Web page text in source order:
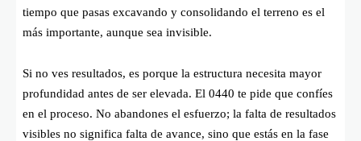
tiempo que pasas excavando y consolidando el terreno es el
más importante, aunque sea invisible.
Si no ves resultados, es porque la estructura necesita mayor
profundidad antes de ser elevada. El 0440 te pide que confíes
en el proceso. No abandones el esfuerzo; la falta de resultados
visibles no significa falta de avance, sino que estás en la fase